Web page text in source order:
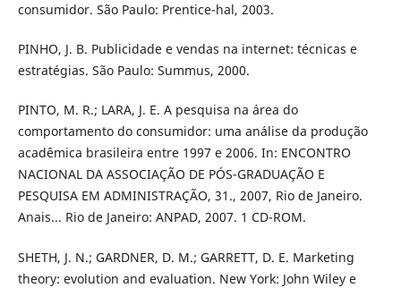
consumidor. São Paulo: Prentice-hal, 2003.
PINHO, J. B. Publicidade e vendas na internet: técnicas e
estratégias. São Paulo: Summus, 2000.
PINTO, M. R.; LARA, J. E. A pesquisa na área do
comportamento do consumidor: uma análise da produção
acadêmica brasileira entre 1997 e 2006. In: ENCONTRO
NACIONAL DA ASSOCIAÇÃO DE PÓS-GRADUAÇÃO E
PESQUISA EM ADMINISTRAÇÃO, 31., 2007, Rio de Janeiro.
Anais... Rio de Janeiro: ANPAD, 2007. 1 CD-ROM.
SHETH, J. N.; GARDNER, D. M.; GARRETT, D. E. Marketing
theory: evolution and evaluation. New York: John Wiley e